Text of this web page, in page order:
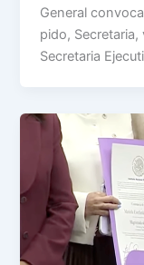
General
pido,
Secretaria